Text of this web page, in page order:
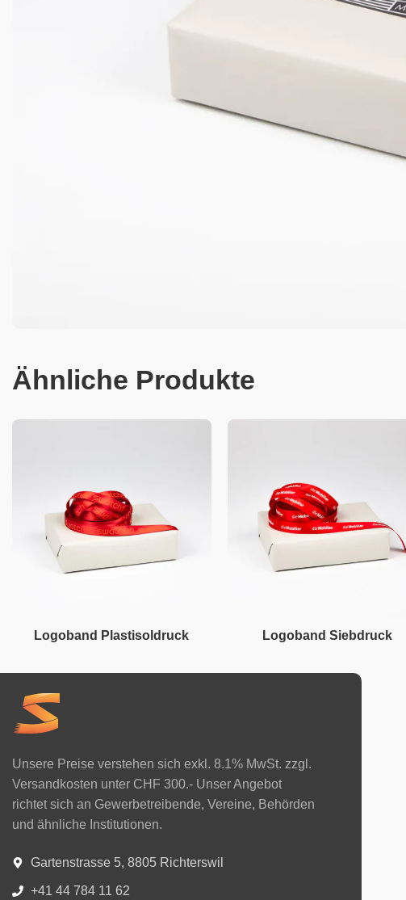
Ähnliche Produkte
Logoband Plastisoldruck Logoband Siebdruck
Unsere Preise verstehen sich exkl. 8.1% MwSt. zzgl.
Versandkosten unter CHF 300.- Unser Angebot
richtet sich an Gewerbetreibende, Vereine, Behörden
und ähnliche Institutionen.
Gartenstrasse 5, 8805 Richterswil
+41 44 784 11 62